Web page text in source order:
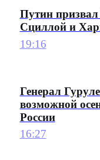
Путин
Сциллой и
19:16
Генерал
возможной
России
16:27